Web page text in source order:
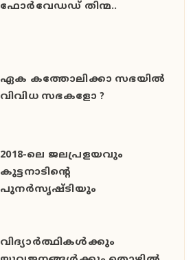
ഫോര്‍വേഡഡ് തിന്മ..
ഏക കത്തോലിക്കാ സഭയില്‍
വിവിധ സഭകളോ ?
2018-ലെ ജലപ്രളയവും
കുട്ടനാടിന്റെ
പുനര്‍സൃഷ്ടിയും
വിദ്യാര്‍ത്ഥികള്‍ക്കും